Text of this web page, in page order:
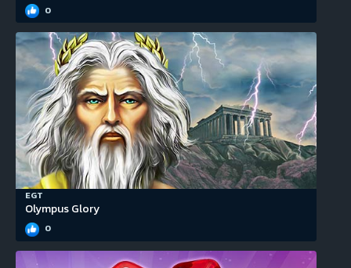
0
EGT
Olympus Glory
0